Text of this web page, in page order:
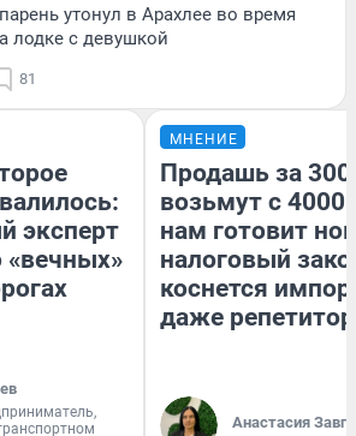
утонул в Арахлее во время
лодке с девушкой
81
эксперт
«вечных»
МНЕНИЕ
Продашь за
возьмут с
нам готовит
налоговый
коснется
даже
Анастасия